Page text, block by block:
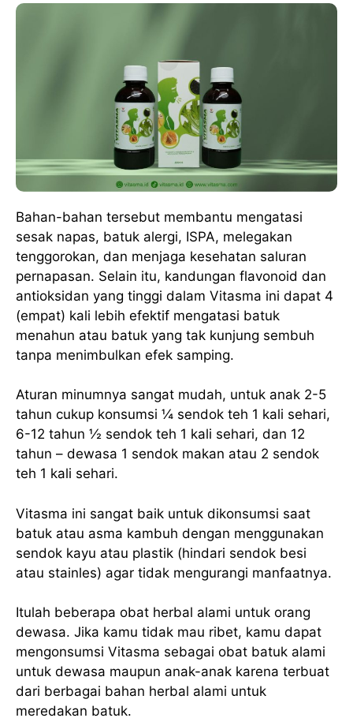
Bahan-bahan tersebut membantu mengatasi
sesak napas, batuk alergi, ISPA, melegakan
tenggorokan, dan menjaga kesehatan saluran
pernapasan. Selain itu, kandungan flavonoid dan
antioksidan yang tinggi dalam Vitasma ini dapat 4
(empat) kali lebih efektif mengatasi batuk
menahun atau batuk yang tak kunjung sembuh
tanpa menimbulkan efek samping.
Aturan minumnya sangat mudah, untuk anak 2-5
tahun cukup konsumsi ¼ sendok teh 1 kali sehari,
6-12 tahun ½ sendok teh 1 kali sehari, dan 12
tahun – dewasa 1 sendok makan atau 2 sendok
teh 1 kali sehari.
Vitasma ini sangat baik untuk dikonsumsi saat
batuk atau asma kambuh dengan menggunakan
sendok kayu atau plastik (hindari sendok besi
atau stainles) agar tidak mengurangi manfaatnya.
Itulah beberapa obat herbal alami untuk orang
dewasa. Jika kamu tidak mau ribet, kamu dapat
mengonsumsi Vitasma sebagai obat batuk alami
untuk dewasa maupun anak-anak karena terbuat
dari berbagai bahan herbal alami untuk
meredakan batuk.